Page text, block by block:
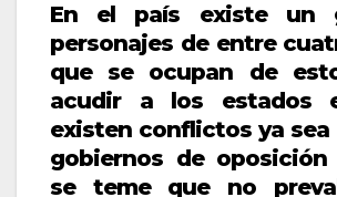
En el país existe un
personajes de entre
que se ocupan de
acudir a los estados
existen conflictos ya
gobiernos de
se teme que no